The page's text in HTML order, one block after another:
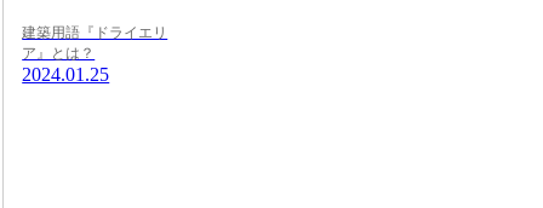
建築用語『ドライエリ
ア』とは？
2024.01.25